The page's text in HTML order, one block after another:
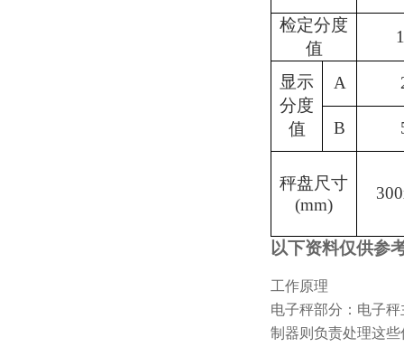
检定分度
值
显示
分度
值
A
B
秤盘尺寸
(mm)
以下资料仅供参
工作原理
电子秤部分：电子
制器则负责处理这